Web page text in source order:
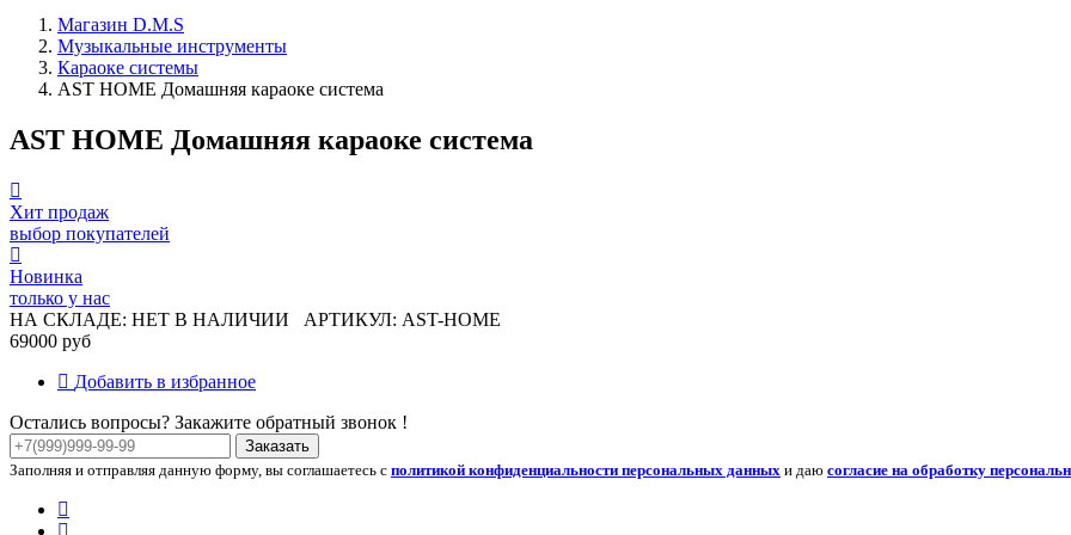
Магазин D.M.S
Музыкальные инструменты
Караоке системы
AST HOME Домашняя караоке система
AST HOME Домашняя караоке система
Хит продаж
выбор покупателей
Новинка
только у нас
НА СКЛАДЕ: НЕТ В НАЛИЧИИ АРТИКУЛ: AST-HOME
69000 руб
Добавить в избранное
Остались вопросы? Закажите обратный звонок !
Заказать
Заполняя и отправляя данную форму, вы соглашаетесь с политикой конфиденциальности персональных данных и даю согласие на обработку